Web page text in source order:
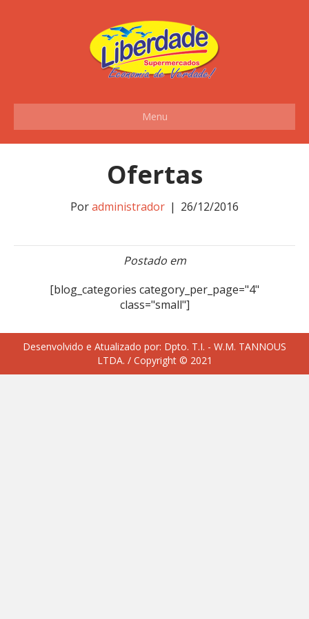
Menu
Ofertas
Poradministrador | 26/12/2016
Postado em
[blog_categories category_per_page="4"
class="small"]
Desenvolvido e Atualizado por: Dpto. T.I. - W.M. TANNOUS
LTDA. / Copyright © 2021